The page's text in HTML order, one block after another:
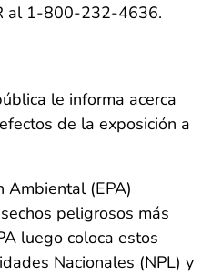
al 1-800-232-4636.
le informa acerca
de la exposición a
Ambiental (EPA)
peligrosos más
luego coloca estos
Nacionales (NPL) y